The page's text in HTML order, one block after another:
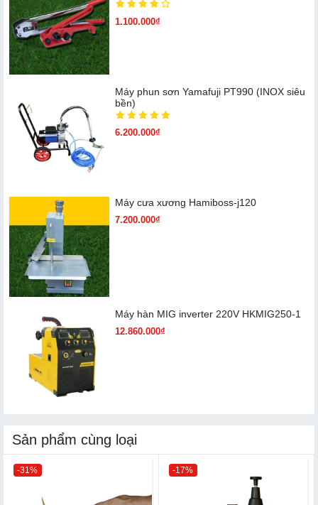
1.100.000₫
Máy phun sơn Yamafuji PT990 (INOX siêu
bền)
6.200.000₫
Máy cưa xương Hamiboss-j120
7.200.000₫
Máy hàn MIG inverter 220V HKMIG250-1
12.860.000₫
Sản phẩm cùng loại
-31% -17%